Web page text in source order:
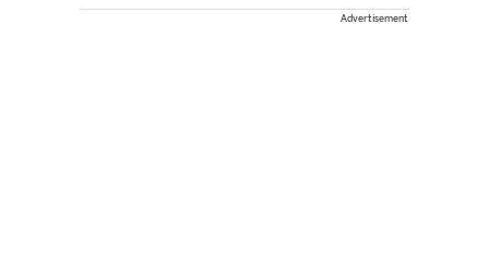
Advertisement